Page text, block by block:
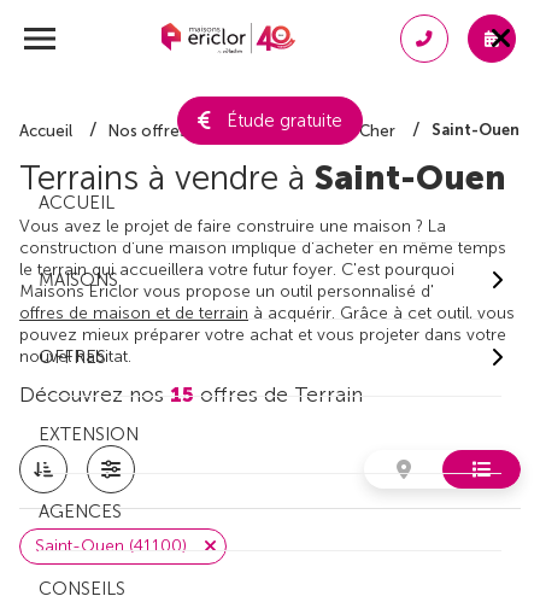
Étude gratuite
ACCUEIL
MAISONS
OFFRES
EXTENSION
AGENCES
CONSEILS
Accueil Nos offres de terrain Loir-et-Cher Saint-Ouen
Terrains à vendre à Saint-Ouen
Vous avez le projet de faire construire une maison ? La
construction d'une maison implique d'acheter en même temps
le terrain qui accueillera votre futur foyer. C'est pourquoi
Maisons Ericlor vous propose un outil personnalisé d'
offres de maison et de terrain à acquérir. Grâce à cet outil, vous
pouvez mieux préparer votre achat et vous projeter dans votre
nouvel habitat.
Découvrez nos 15 offres de Terrain
Saint-Ouen (41100)